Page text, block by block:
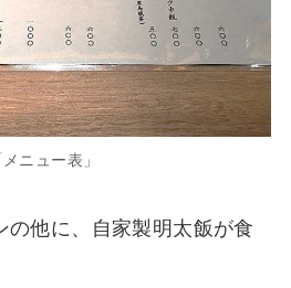
メニュー表」
の他に、自家製明太飯が食